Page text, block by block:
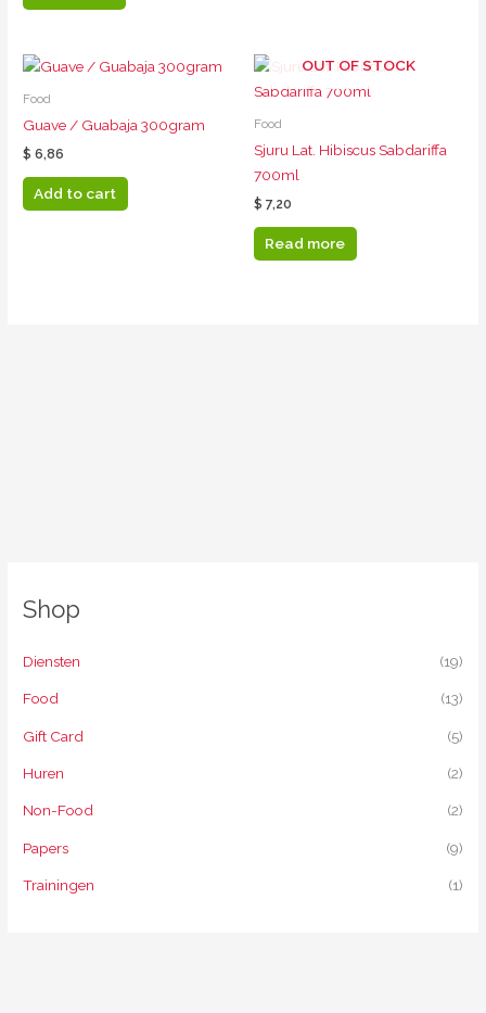
Food
Guave / Guabaja 300gram
$ 6,86
Add to cart
OUT OF STOCK
Food
Sjuru Lat. Hibiscus Sabdariffa
700ml
$ 7,20
Read more
Shop
Diensten (19)
Food (13)
Gift Card (5)
Huren (2)
Non-Food (2)
Papers (9)
Trainingen (1)